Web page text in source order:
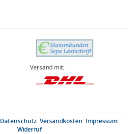
Versand mit:
Datenschutz Versandkosten Impressum
Widerruf